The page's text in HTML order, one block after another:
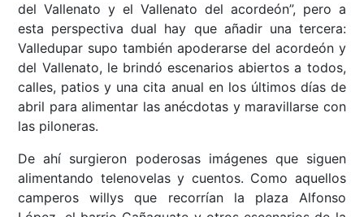
del Vallenato y el Vallenato del acordeón”, pero a
esta perspectiva dual hay que añadir una tercera:
Valledupar supo también apoderarse del acordeón y
del Vallenato, le brindó escenarios abiertos a todos,
calles, patios y una cita anual en los últimos días de
abril para alimentar las anécdotas y maravillarse con
las piloneras.
De ahí surgieron poderosas imágenes que siguen
alimentando telenovelas y cuentos. Como aquellos
camperos willys que recorrían la plaza Alfonso